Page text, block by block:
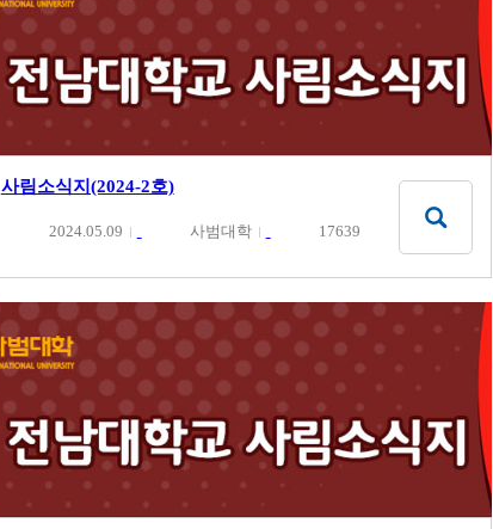
사림소식지(2024-2호)
2024.05.09 사범대학 17639